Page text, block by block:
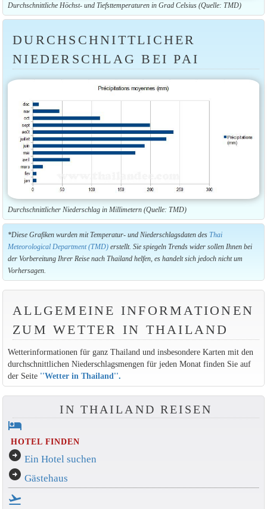
Durchschnittliche Höchst- und Tiefsttemperaturen in Grad Celsius (Quelle: TMD)
DURCHSCHNITTLICHER
NIEDERSCHLAG BEI PAI
Durchschnittlicher Niederschlag in Millimetern (Quelle: TMD)
*Diese Grafiken wurden mit Temperatur- und Niederschlagsdaten des Thai
Meteorological Department (TMD)erstellt. Sie spiegeln Trends wider sollen Ihnen bei
der Vorbereitung Ihrer Reise nach Thailand helfen, es handelt sich jedoch nicht um
Vorhersagen.
ALLGEMEINE INFORMATIONEN
ZUM WETTER IN THAILAND
Wetterinformationen für ganz Thailand und insbesondere Karten mit den
durchschnittlichen Niederschlagsmengen für jeden Monat finden Sie auf
der Seite ''Wetter in Thailand''.
IN THAILAND REISEN
hotel
HOTEL FINDEN
arrow_circle_right Ein Hotel suchen
arrow_circle_right Gästehaus
flight_takeoff